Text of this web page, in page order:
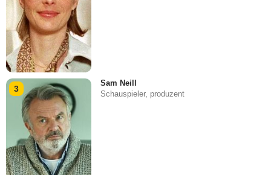
3
Sam Neill
Schauspieler, produzent